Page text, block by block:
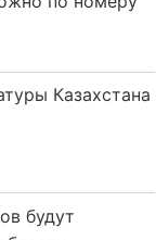
Казахстана
будут